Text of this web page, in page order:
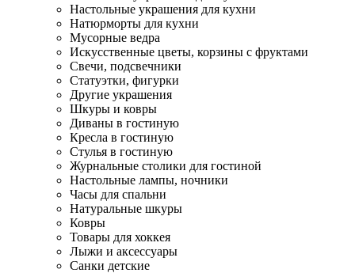
Настольные украшения для кухни
Натюрморты для кухни
Мусорные ведра
Искусственные цветы, корзины с фруктами
Свечи, подсвечники
Статуэтки, фигурки
Другие украшения
Шкуры и ковры
Диваны в гостиную
Кресла в гостиную
Стулья в гостиную
Журнальные столики для гостиной
Настольные лампы, ночники
Часы для спальни
Натуральные шкуры
Ковры
Товары для хоккея
Лыжи и аксессуары
Санки детские